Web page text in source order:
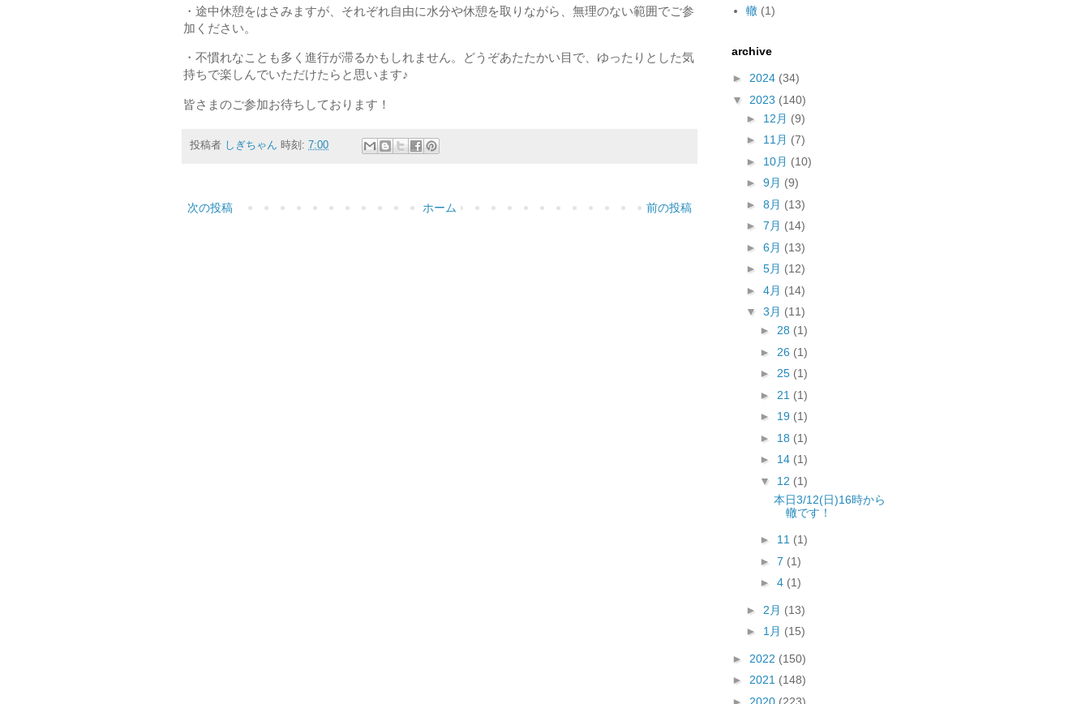
・途中休憩をはさみますが、それぞれ自由に水分や休憩を取りながら、無理のない範囲でご参
加ください。
・不慣れなことも多く進行が滞るかもしれません。どうぞあたたかい目で、ゆったりとした気
持ちで楽しんでいただけたらと思います♪
皆さまのご参加お待ちしております！
投稿者 しぎちゃん 時刻: 7:00
次の投稿 前の投稿
ホーム
轍 (1)
archive
► 2024 (34)
▼ 2023 (140)
► 12月 (9)
► 11月 (7)
► 10月 (10)
► 9月 (9)
► 8月 (13)
► 7月 (14)
► 6月 (13)
► 5月 (12)
► 4月 (14)
▼ 3月 (11)
► 28 (1)
► 26 (1)
► 25 (1)
► 21 (1)
► 19 (1)
► 18 (1)
► 14 (1)
▼ 12 (1)
本日3/12(日)16時から
轍です！
► 11 (1)
► 7 (1)
► 4 (1)
► 2月 (13)
► 1月 (15)
► 2022 (150)
► 2021 (148)